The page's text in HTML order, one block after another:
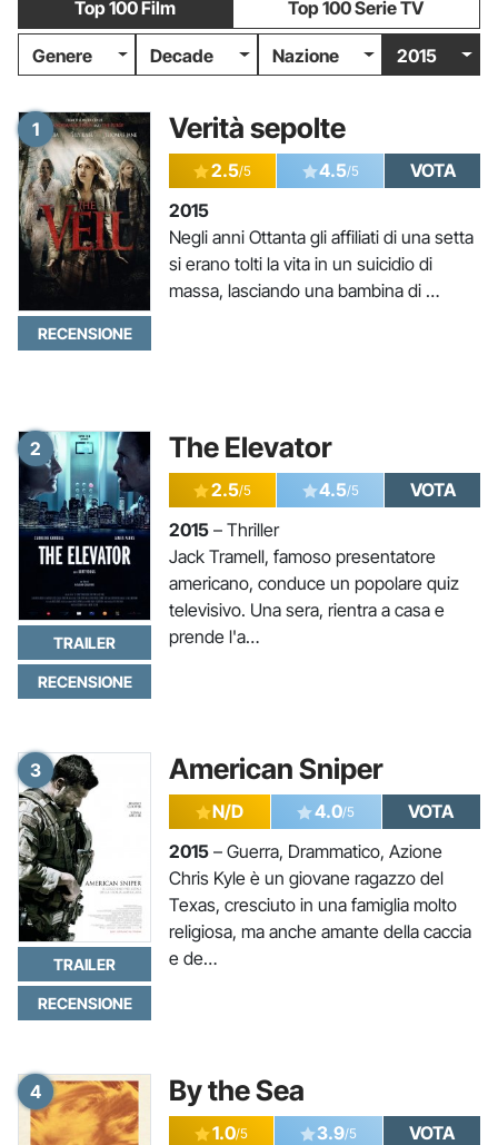
Top 100 Film Top 100 Serie TV
Genere Decade Nazione 2015
1 Verità sepolte
RECENSIONE
2.5/5 4.5/5
VOTA
2015
Negli anni Ottanta gli affiliati di una setta
si erano tolti la vita in un suicidio di
massa, lasciando una bambina di …
2 The Elevator
TRAILER
RECENSIONE
2.5/5 4.5/5
VOTA
2015 – Thriller
Jack Tramell, famoso presentatore
americano, conduce un popolare quiz
televisivo. Una sera, rientra a casa e
prende l'a…
3 American Sniper
TRAILER
RECENSIONE
N/D 4.0/5
VOTA
2015 – Guerra, Drammatico, Azione
Chris Kyle è un giovane ragazzo del
Texas, cresciuto in una famiglia molto
religiosa, ma anche amante della caccia
e de…
4 By the Sea
1.0/5 3.9/5
VOTA